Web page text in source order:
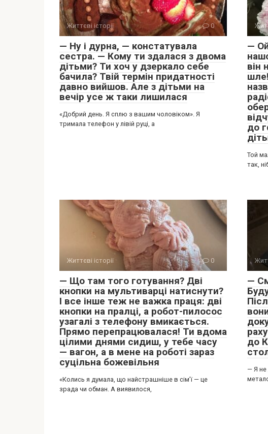
Життєві історії 0
— Ну і дурна, — констатувала
сестра. — Кому ти здалася з двома
дітьми? Ти хоч у дзеркало себе
бачила? Твій термін придатності
давно вийшов. Але з дітьми на
вечір усе ж таки лишилася
«Добрий день. Я сплю з вашим чоловіком». Я
тримала телефон у лівій руці, а
—
він
до
Той
так,
Життєві історії 0
— Що там того готування? Дві
кнопки на мультиварці натиснути?
І все інше теж не важка праця: дві
кнопки на пралці, а робот-пилосос
узагалі з телефону вмикається.
Прямо перепрацювалася! Ти вдома
цілими днями сидиш, у тебе часу
— вагон, а в мене на роботі зараз
суцільна божевільня
«Колись я думала, що найстрашніше в сім’ї — це
зрада чи обман. А виявилося,
—
до
— Я не